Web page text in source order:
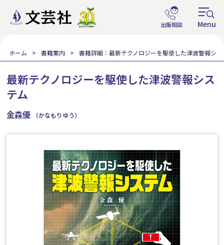
ホーム 書籍案内 書籍詳細：最新テクノロジーを駆使した津波警報シ
最新テクノロジーを駆使した津波警報シス
テム
金森優 （かなもりゆう）